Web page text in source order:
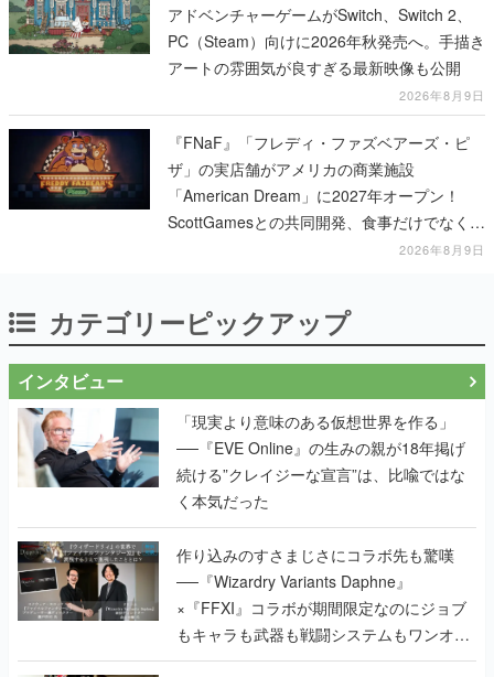
アドベンチャーゲームがSwitch、Switch 2、
PC（Steam）向けに2026年秋発売へ。手描き
アートの雰囲気が良すぎる最新映像も公開
2026年8月9日
『FNaF』「フレディ・ファズベアーズ・ピ
ザ」の実店舗がアメリカの商業施設
「American Dream」に2027年オープン！
ScottGamesとの共同開発、食事だけでなくス
テージショーや没入型のホラー体験も楽しめ
2026年8月9日
カテゴリーピックアップ
インタビュー
「現実より意味のある仮想世界を作る」
──『EVE Online』の生みの親が18年掲げ
続ける”クレイジーな宣言”は、比喩ではな
く本気だった
作り込みのすさまじさにコラボ先も驚嘆
──『Wizardry Variants Daphne』
×『FFXI』コラボが期間限定なのにジョブ
もキャラも武器も戦闘システムもワンオフ
で作り込まれた理由を両ディレクターに聞